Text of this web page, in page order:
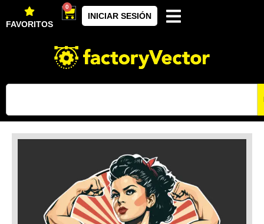
FAVORITOS
0
INICIAR SESIÓN